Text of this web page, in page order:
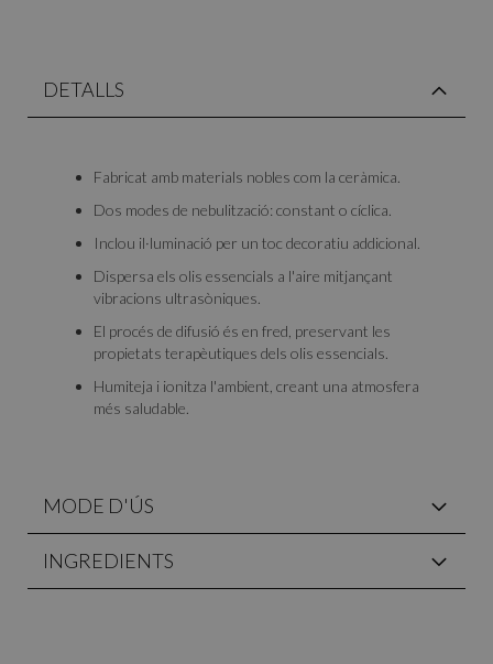
DETALLS
Fabricat amb materials nobles com la ceràmica.
Dos modes de nebulització: constant o cíclica.
Inclou il·luminació per un toc decoratiu addicional.
Dispersa els olis essencials a l'aire mitjançant
vibracions ultrasòniques.
El procés de difusió és en fred, preservant les
propietats terapèutiques dels olis essencials.
Humiteja i ionitza l'ambient, creant una atmosfera
més saludable.
MODE D'ÚS
INGREDIENTS